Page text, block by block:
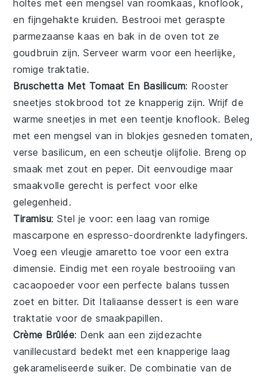
holtes met een mengsel van roomkaas, knoflook,
en fijngehakte kruiden. Bestrooi met geraspte
parmezaanse kaas en bak in de oven tot ze
goudbruin zijn. Serveer warm voor een heerlijke,
romige traktatie.
Bruschetta Met Tomaat En Basilicum: Rooster
sneetjes stokbrood tot ze knapperig zijn. Wrijf de
warme sneetjes in met een teentjeknoflook. Beleg
met een mengsel van in blokjes gesnedentomaten,
verse basilicum, en een scheutje olijfolie. Breng op
smaak met zout enpeper. Dit eenvoudige maar
smaakvolle gerecht is perfect voor elke
gelegenheid.
Tiramisu: Stel je voor: een laag van romige
mascarpone enespresso-doordrenkte ladyfingers.
Voeg een vleugje amaretto toe voor een extra
dimensie. Eindig met een royale bestrooiing van
cacaopoeder voor een perfecte balans tussen
zoet en bitter. Dit Italiaanse dessert is een ware
traktatie voor de smaakpapillen.
Crème Brûlée: Denk aan een zijdezachte
vanillecustard bedekt met een knapperige laag
gekarameliseerde suiker. De combinatie van de